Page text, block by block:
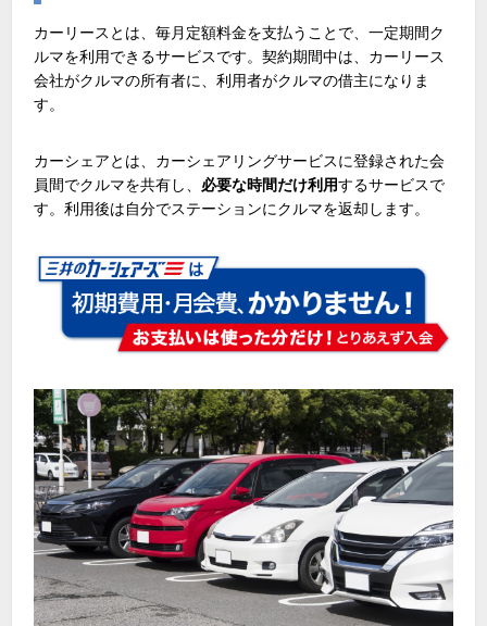
カーリースとは、毎月定額料金を支払うことで、一定期間ク
ルマを利用できるサービスです。契約期間中は、カーリース
会社がクルマの所有者に、利用者がクルマの借主になりま
す。
カーシェアとは、カーシェアリングサービスに登録された会
員間でクルマを共有し、 必要な時間だけ利用するサービスで
す。利用後は自分でステーションにクルマを返却します。